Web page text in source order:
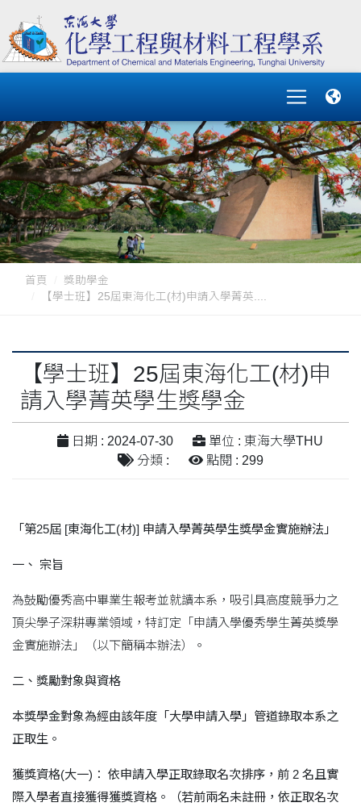
首頁
獎助學金
【學士班】25屆東海化工(材)申請入學菁英....
【學士班】25屆東海化工(材)申
請入學菁英學生獎學金
日期 : 2024-07-30
單位 : 東海大學THU
分類 :
點閱 : 299
「第25屆 [東海化工(材)] 申請入學菁英學生獎學金實施辦法」
一、 宗旨
為鼓勵優秀高中畢業生報考並就讀本系，吸引具高度競爭力之
頂尖學子深耕專業領域，特訂定「申請入學優秀學生菁英獎學
金實施辦法」（以下簡稱本辦法）。
二、獎勵對象與資格
本獎學金對象為經由該年度「大學申請入學」管道錄取本系之
正取生。
獲獎資格(大一) ： 依申請入學正取錄取名次排序，前 2 名且實
際入學者直接獲得獲獎資格。（若前兩名未註冊，依正取名次